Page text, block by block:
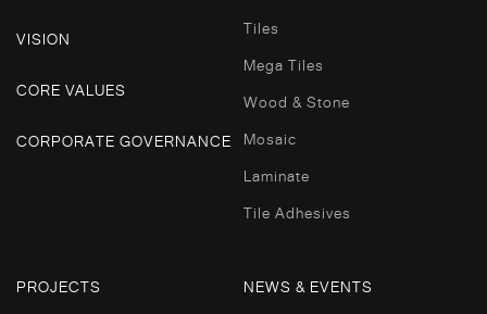
VISION
CORE VALUES
CORPORATE GOVERNANCE
Tiles
Mega Tiles
Wood & Stone
Mosaic
Laminate
Tile Adhesives
PROJECTS NEWS & EVENTS